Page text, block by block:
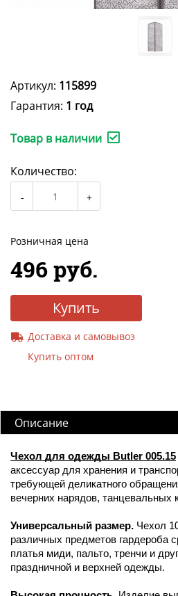
Артикул: 115899
Гарантия: 1 год
Товар в наличии
Количество:
Розничная цена
496 руб.
Купить
Доставка и самовывоз
Купить оптом
Описание
Чехол для одежды Butler 005.15
аксессуар для хранения и
требующей деликатного
вечерних нарядов, танцевальных
Универсальный размер. Чехол
различных предметов гардероба
платья миди, пальто, тренчи и
праздничной и верхней одежды.